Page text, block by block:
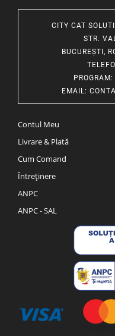
CITY CAT
STR.
BUCUREȘTI,
PROGRAM:
EMAIL:
Contul Meu
Livrare & Plată
Cum Comand
Întreținere
ANPC
ANPC - SAL